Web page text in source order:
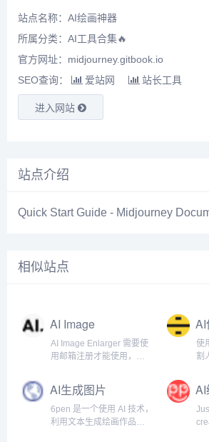
站点名称：AI绘画神器
所属分类： AI工具合集🔥
官方网址：midjourney.gitbook.io
SEO查询：
爱站网 站长工具
进入网站
站点介绍
Quick Start Guide - Midjourney
相似站点
AI Image
Enlarger
AI Image Enlarger 需要使
用邮箱注册才能使用，注
额度。
AI
使
割
目
AI生成图片
6pen 是一个使用 AI 技术，
利用文本生成绘画作品的
AI